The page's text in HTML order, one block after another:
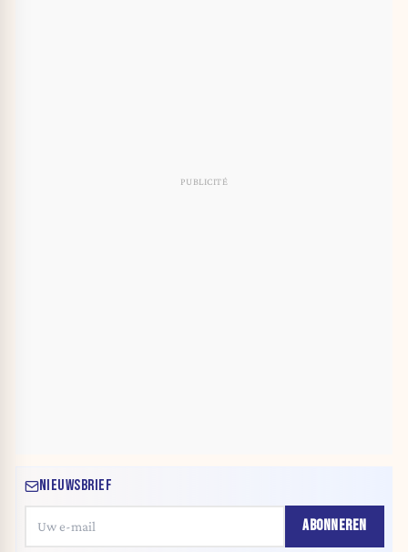
NIEUWSBRIEF
ABONNEREN